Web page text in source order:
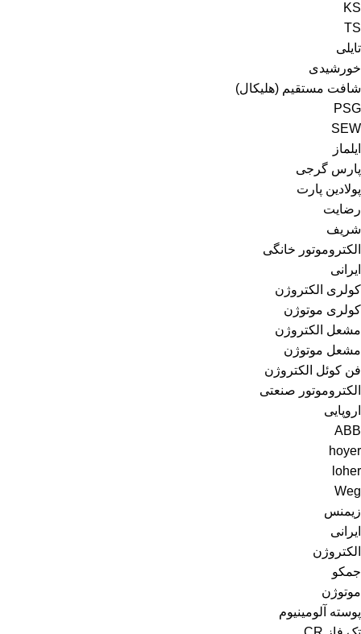
KS
TS
تایلی
خورشیدی
شافت مستقیم (هلیکال)
PSG
SEW
ایلماز
پارس گرجی
پولادین پارت
رضایت
شریف
الکتروموتور خانگی
ایرانی
کولری الکتروژن
کولری موتوژن
مشعل الکتروژن
مشعل موتوژن
فن کوئل الکتروژن
الکتروموتور صنعتی
اروپایی
ABB
hoyer
loher
Weg
زیمنس
ایرانی
الکتروژن
جمکو
موتوژن
پوسته آلومینیوم